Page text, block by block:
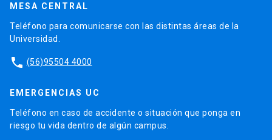
MESA CENTRAL
Teléfono para comunicarse con las distintas áreas de la
Universidad.
phone (56)95504 4000
EMERGENCIAS UC
Teléfono en caso de accidente o situación que ponga en
riesgo tu vida dentro de algún campus.